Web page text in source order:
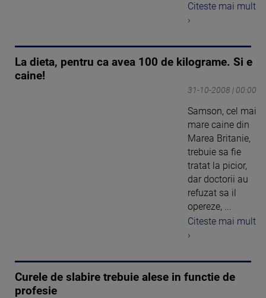
Citeste mai mult
›
La dieta, pentru ca avea 100 de kilograme. Si e
caine!
31-10-2008 | 00:00
Samson, cel mai
mare caine din
Marea Britanie,
trebuie sa fie
tratat la picior,
dar doctorii au
refuzat sa il
opereze, ...
Citeste mai mult
›
Curele de slabire trebuie alese in functie de
profesie